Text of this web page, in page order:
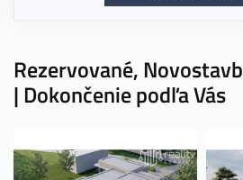
Rezervované,
| Dokončenie podľa Vás